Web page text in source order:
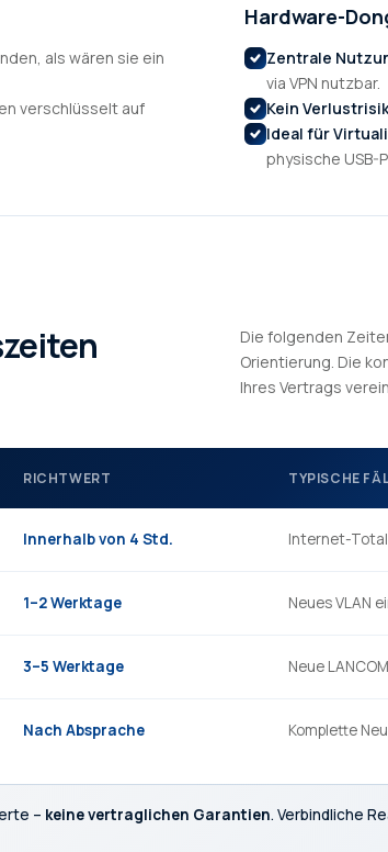
als wären sie ein
verschlüsselt auf
Hardware-
Zentrale
via VPN nutzbar.
Kein
Ideal für
physische USB-
Die folgenden
Orientierung. Die
Ihres Vertrags
RICHTWERT TYPISCHE
Innerhalb von 4 Std. Internet-
1–2 Werktage Neues VLAN
3–5 Werktage Neue
Nach Absprache Komplette
– keine vertraglichen Garantien. Verbindliche